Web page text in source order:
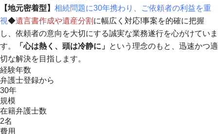
【地元密着型】 相続問題に30年携わり、ご依頼者の利益を重
視◆遺言書作成や遺産分割 に幅広く対応!事案を的確に把握
し、依頼者の意向を大切にする誠実な業務遂行を心がけていま
す。
「心は熱く、頭は冷静に」 という理念のもと、迅速かつ適
切な解決を目指します。
経験年数
弁護士登録から
30年
規模
在籍弁護士数
2名
費用